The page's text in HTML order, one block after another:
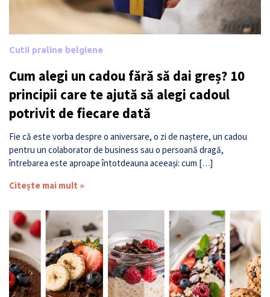
Cutii praline belgiene
Cum alegi un cadou fără să dai greș? 10
principii care te ajută să alegi cadoul
potrivit de fiecare dată
Fie că este vorba despre o aniversare, o zi de naștere, un cadou
pentru un colaborator de business sau o persoană dragă,
întrebarea este aproape întotdeauna aceeași: cum […]
Citește mai mult »